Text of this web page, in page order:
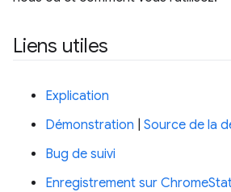
Liens utiles
Explication
Démonstration
Source de la
Bug de suivi
Enregistrement sur